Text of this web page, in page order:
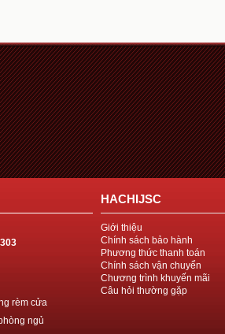
rèm cửa
ngủ
HACHIJSC
Giới thiệu
Chính sách bảo hành
Phương thức thanh toán
Chính sách vận chuyển
Chương trình khuyến mãi
Câu hỏi thường gặp